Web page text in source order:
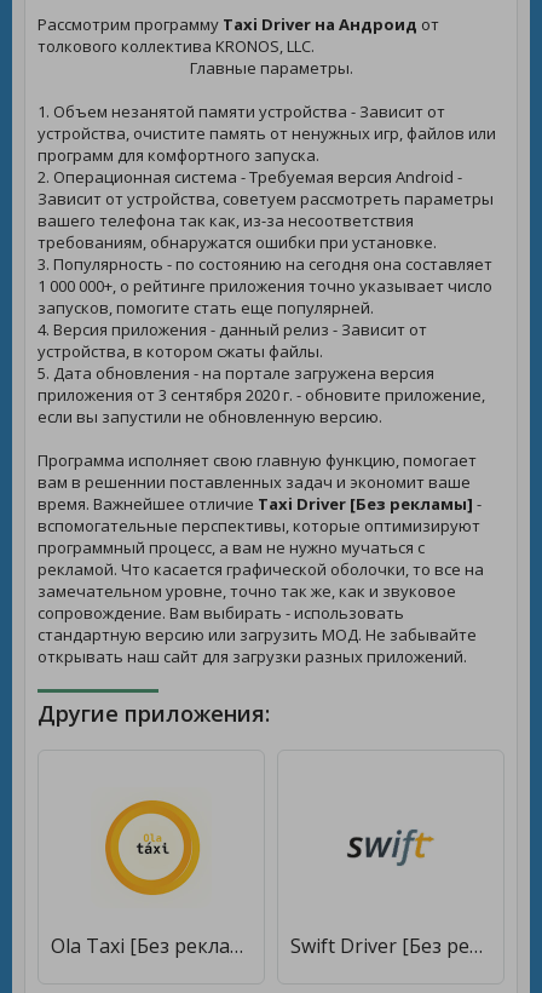
Рассмотрим программу Taxi Driver на Андроид от
толкового коллектива KRONOS, LLC.
Главные параметры.
1. Объем незанятой памяти устройства - Зависит от
устройства, очистите память от ненужных игр, файлов или
программ для комфортного запуска.
2. Операционная система - Требуемая версия Android -
Зависит от устройства, советуем рассмотреть параметры
вашего телефона так как, из-за несоответствия
требованиям, обнаружатся ошибки при установке.
3. Популярность - по состоянию на сегодня она составляет
1 000 000+, о рейтинге приложения точно указывает число
запусков, помогите стать еще популярней.
4. Версия приложения - данный релиз - Зависит от
устройства, в котором сжаты файлы.
5. Дата обновления - на портале загружена версия
приложения от 3 сентября 2020 г. - обновите приложение,
если вы запустили не обновленную версию.
Программа исполняет свою главную функцию, помогает
вам в решеннии поставленных задач и экономит ваше
время. Важнейшее отличие Taxi Driver [Без рекламы] -
вспомогательные перспективы, которые оптимизируют
программный процесс, а вам не нужно мучаться с
рекламой. Что касается графической оболочки, то все на
замечательном уровне, точно так же, как и звуковое
сопровождение. Вам выбирать - использовать
стандартную версию или загрузить МОД. Не забывайте
открывать наш сайт для загрузки разных приложений.
Другие приложения:
Ola Taxi [Без рекламы] Swift Driver [Без рекламы]